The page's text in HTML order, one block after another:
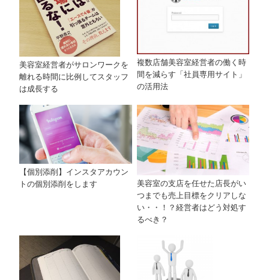
美容室経営者がサロンワークを
離れる時間に比例してスタッフ
は成長する
複数店舗美容室経営者の働く時
間を減らす「社員専用サイト」
の活用法
【個別添削】インスタアカウン
トの個別添削をします
美容室の支店を任せた店長がい
つまでも売上目標をクリアしな
い・・！？経営者はどう対処す
るべき？